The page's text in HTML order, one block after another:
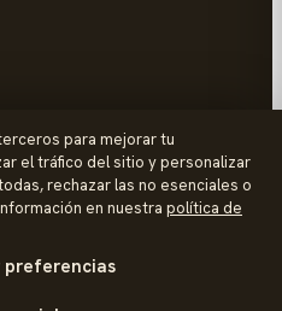
para mejorar tu
el tráfico del sitio y personalizar
rechazar las no esenciales o
en nuestra política de
preferencias